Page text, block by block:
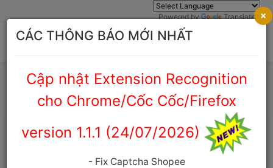
Powered by Translate
Trang chủ Cẩm nang Captcha
Dịch vụ giải captcha instagram tốc
độ cực nhanh, giá rẻ, uy tín
×
CÁC THÔNG BÁO MỚI NHẤT
Cập nhật Extension Recognition
cho Chrome/Cốc Cốc/Firefox
version 1.1.1 (24/07/2026)
- Fix Captcha Shopee